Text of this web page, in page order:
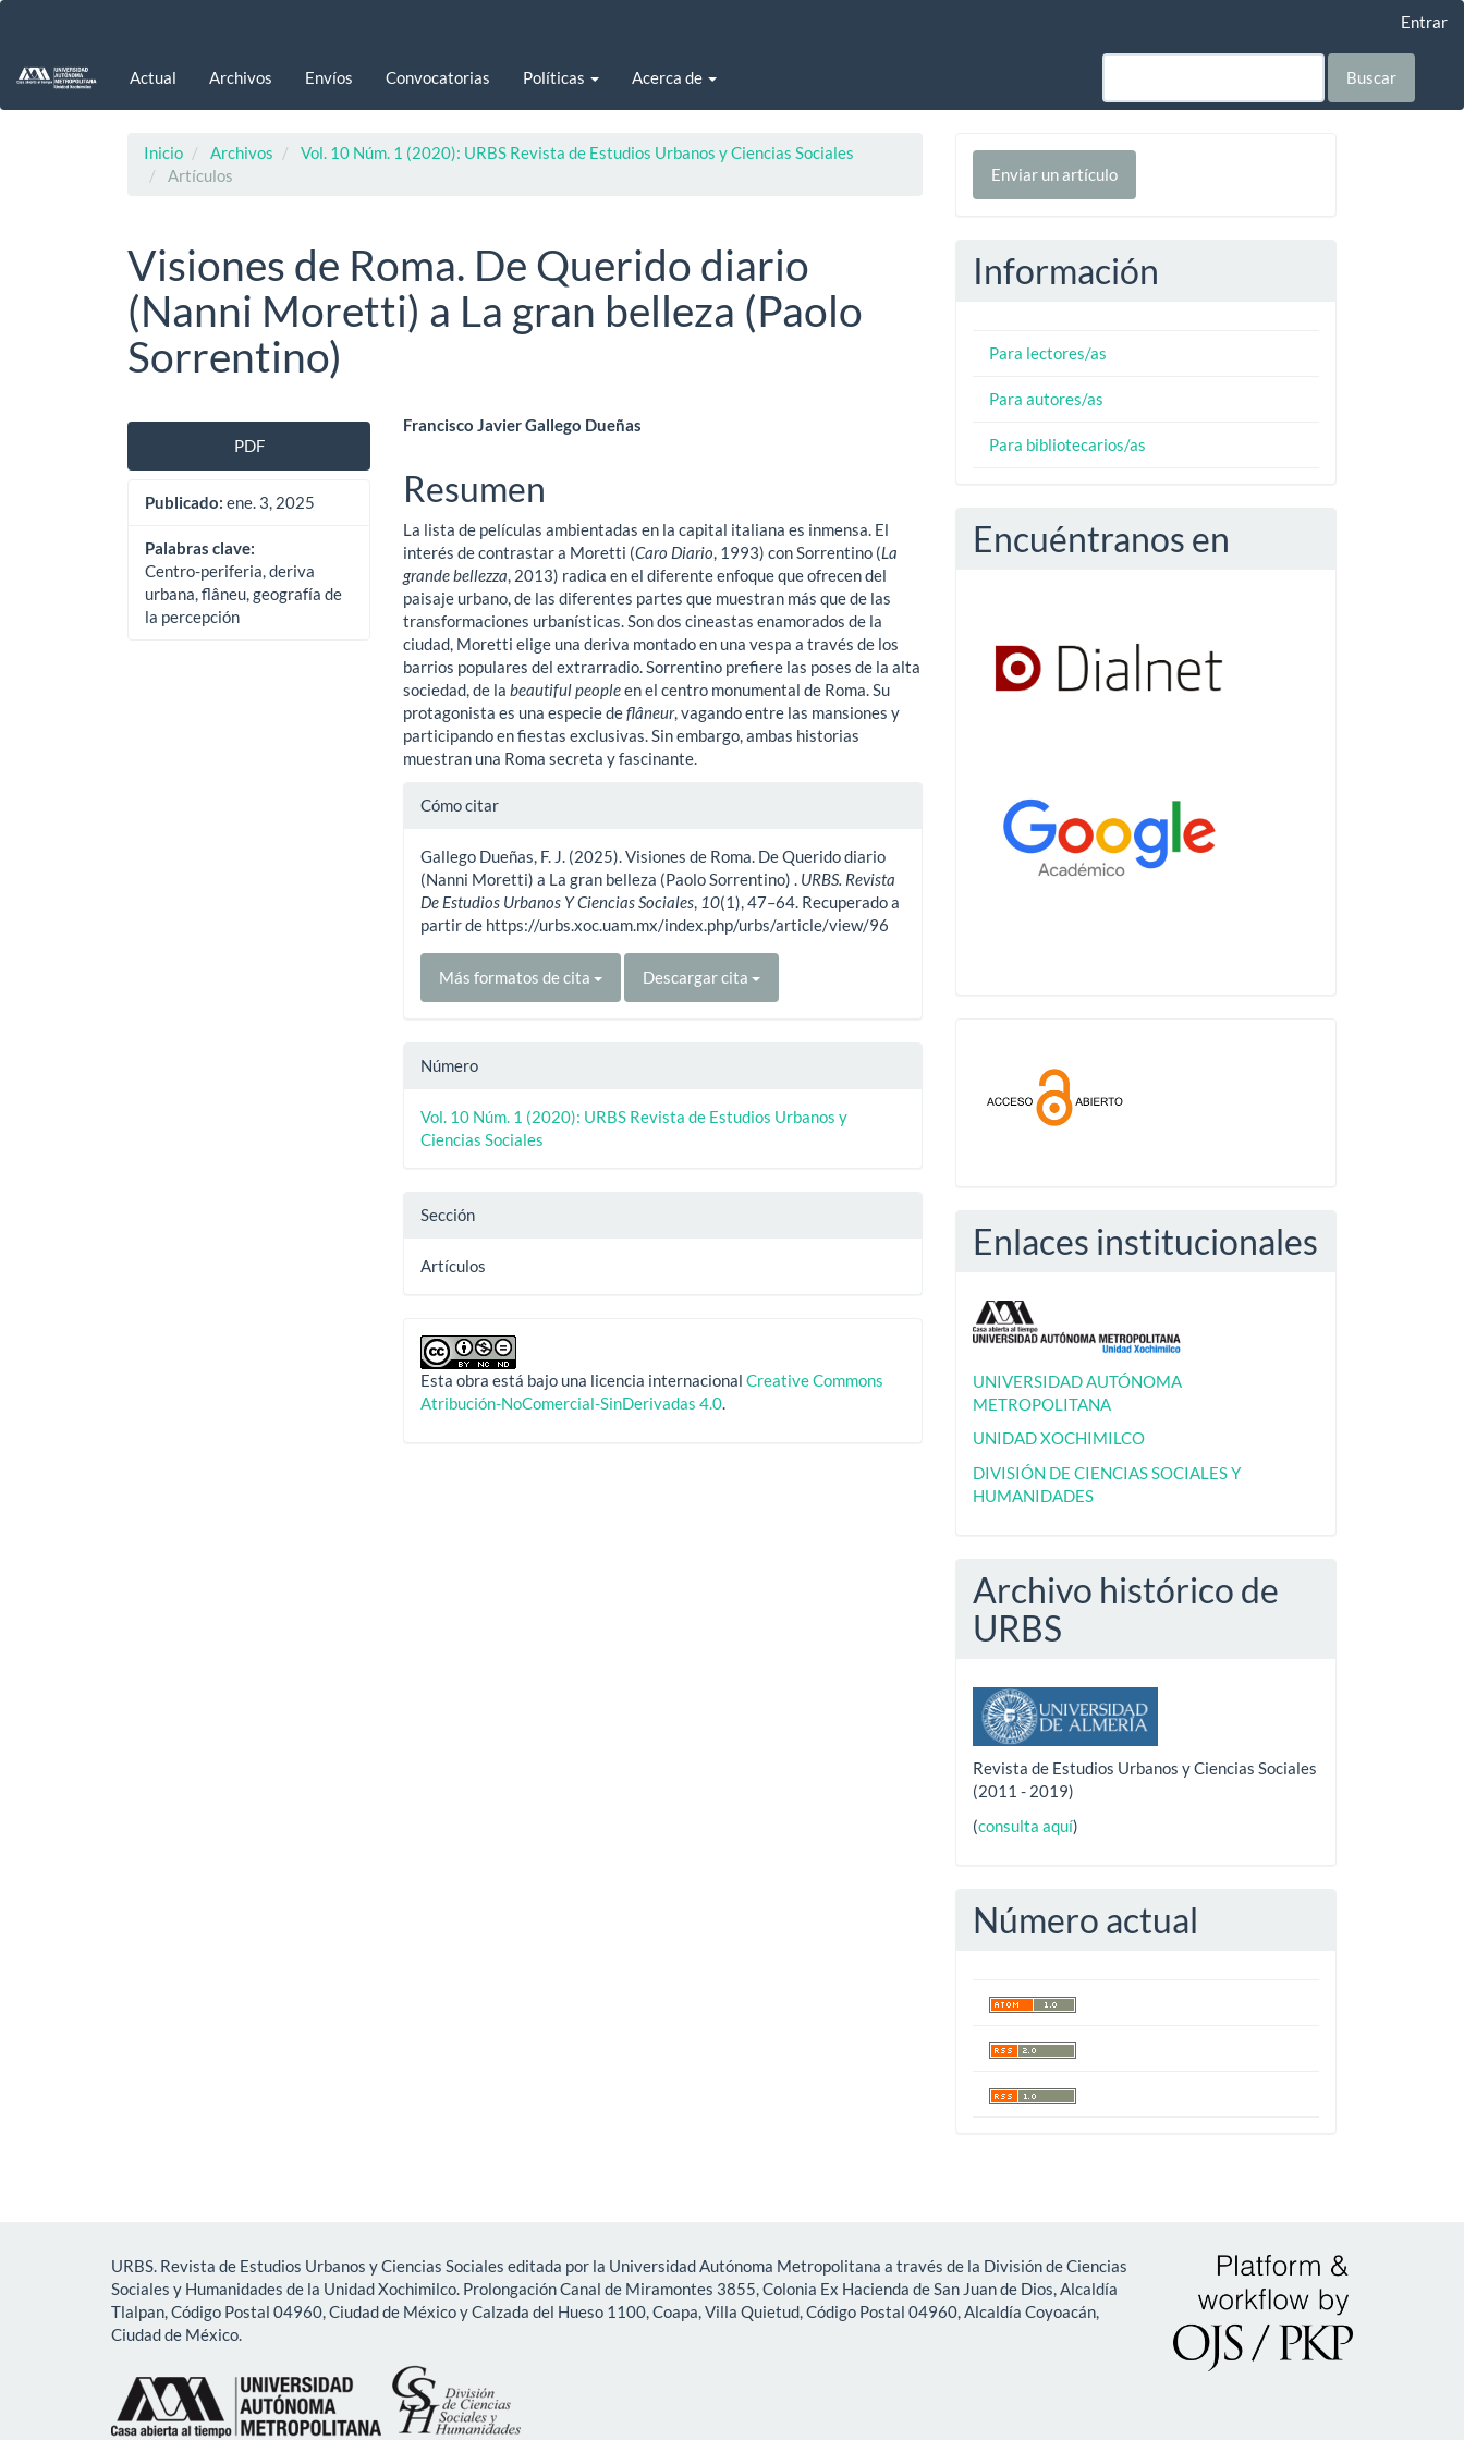
principal
Entrar
Actual Archivos Envíos Convocatorias Políticas Acerca de Buscar
Inicio Archivos
Vol. 10 Núm. 1 (2020): URBS Revista de Estudios Urbanos y Ciencias Sociales
Artículos
Visiones de Roma. De Querido diario
(Nanni Moretti) a La gran belleza (Paolo
Sorrentino)
Barra
lateral
del
artículo
PDF
Publicado: ene. 3, 2025
Palabras clave:
Centro-periferia, deriva
urbana, flâneu, geografía de
la percepción
Contenido
principal
del
artículo
Francisco Javier Gallego Dueñas
Resumen
La lista de películas ambientadas en la capital italiana es inmensa. El
interés de contrastar a Moretti (Caro Diario, 1993) con Sorrentino (La
grande bellezza, 2013) radica en el diferente enfoque que ofrecen del
paisaje urbano, de las diferentes partes que muestran más que de las
transformaciones urbanísticas. Son dos cineastas enamorados de la
ciudad, Moretti elige una deriva montado en una vespa a través de los
barrios populares del extrarradio. Sorrentino prefiere las poses de la alta
sociedad, de labeautiful peopleen el centro monumental de Roma. Su
protagonista es una especie deflâneur, vagando entre las mansiones y
participando en fiestas exclusivas. Sin embargo, ambas historias
muestran una Roma secreta y fascinante.
Detalles
artículo
Cómo citar
Gallego Dueñas, F. J. (2025). Visiones de Roma. De Querido diario
(Nanni Moretti) a La gran belleza (Paolo Sorrentino) . URBS. Revista
De Estudios Urbanos Y Ciencias Sociales 10(1), 47–64. Recuperado a
partir de https://urbs.xoc.uam.mx/index.php/urbs/article/view/96
Más formatos de cita Descargar cita
Número
Vol. 10 Núm. 1 (2020): URBS Revista de Estudios Urbanos y
Ciencias Sociales
Sección
Artículos
Esta obra está bajo una licencia internacionalCreative Commons
Atribución-NoComercial-SinDerivadas 4.0
Enviar
unEnviar un artículo
Información
Para lectores/as
Para autores/as
Para bibliotecarios/as
Encuéntranos en
abierto
Enlaces institucionales
UNIVERSIDAD AUTÓNOMA
METROPOLITANA
UNIDAD XOCHIMILCO
DIVISIÓN DE CIENCIAS SOCIALES Y
HUMANIDADES
Archivo histórico de
URBS
Revista de Estudios Urbanos y Ciencias Sociales
(2011 - 2019)
(consulta aquí)
Número actual
URBS. Revista de Estudios Urbanos y Ciencias Sociales editada por la Universidad Autónoma Metropolitana a través de la División de Ciencias
Sociales y Humanidades de la Unidad Xochimilco. Prolongación Canal de Miramontes 3855, Colonia Ex Hacienda de San Juan de Dios, Alcaldía
Tlalpan, Código Postal 04960, Ciudad de México y Calzada del Hueso 1100, Coapa, Villa Quietud, Código Postal 04960, Alcaldía Coyoacán,
Ciudad de México.